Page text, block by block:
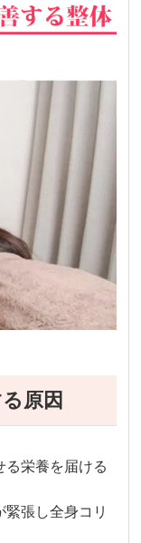
原因
る栄養を届ける
張し全身コリ